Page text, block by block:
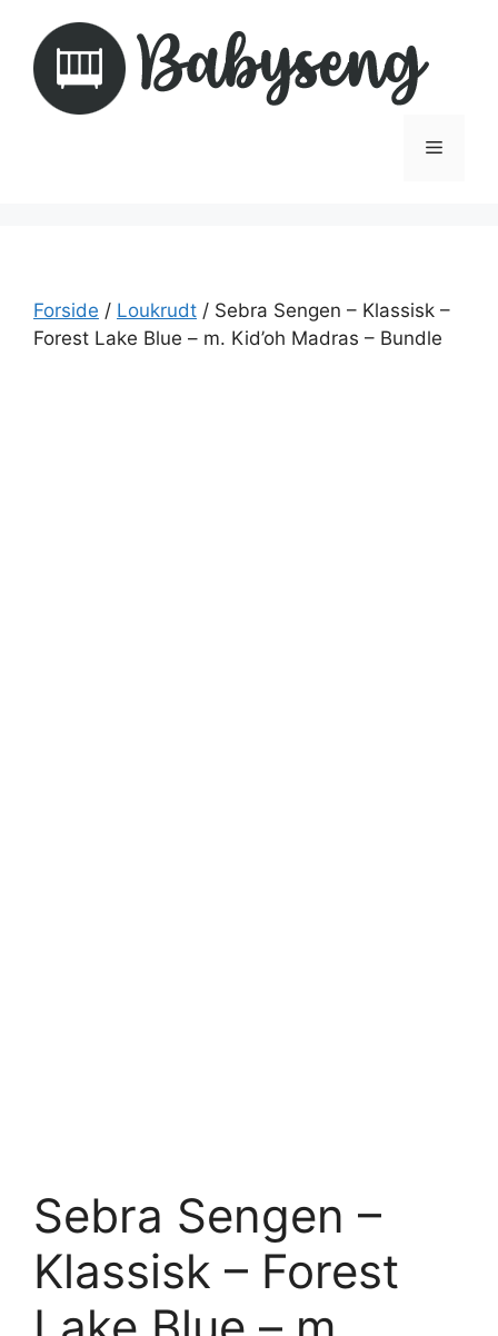
indhold
Menu
Forside / Loukrudt / Sebra Sengen – Klassisk –
Forest Lake Blue – m. Kid’oh Madras – Bundle
Sebra Sengen –
Klassisk – Forest